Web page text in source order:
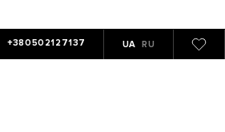
+380502127137 UA RU